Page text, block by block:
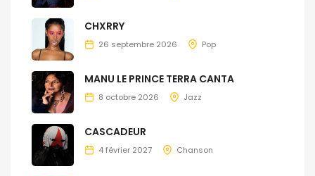
CHXRRY
26 septembre 2026 Pop
MANU LE PRINCE TERRA CANTA
8 octobre 2026 Jazz
CASCADEUR
4 février 2027 Chanson